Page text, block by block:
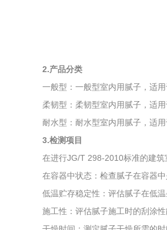
2.产品分类
一般型：一般型室内用腻子，适
柔韧型：柔韧型室内用腻子，适
耐水型：耐水型室内用腻子，适
3.检测项目
在进行JG/T 298-2010标准的建筑
在容器中状态：检查腻子在容器中
低温贮存稳定性：评估腻子在低温
施工性：评估腻子施工时的刮涂性